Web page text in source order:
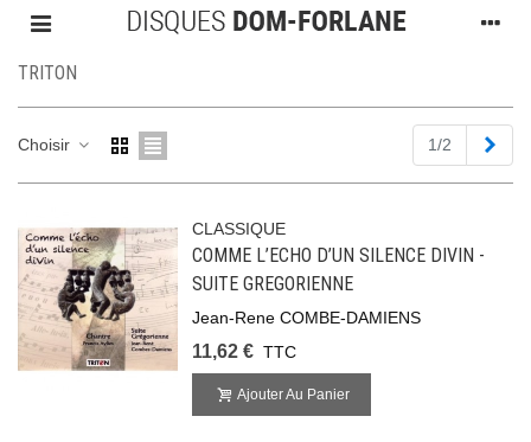
TRITON
Choisir 1/2
CLASSIQUE
COMME L’ECHO D’UN SILENCE DIVIN -
SUITE GREGORIENNE
Jean-Rene COMBE-DAMIENS
11,62 € TTC
Ajouter Au Panier